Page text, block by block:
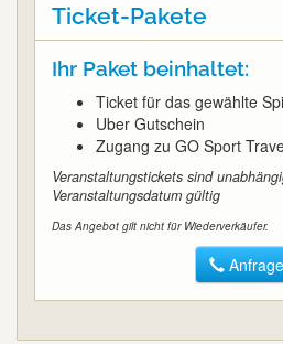
Ticket-Pakete
Ihr Paket beinhaltet:
Ticket für das gewählte
Uber Gutschein
Zugang zu GO Sport
Veranstaltungstickets sind
Veranstaltungsdatum gültig
Das Angebot gilt nicht für Wiederverkäufer.
Anfrage